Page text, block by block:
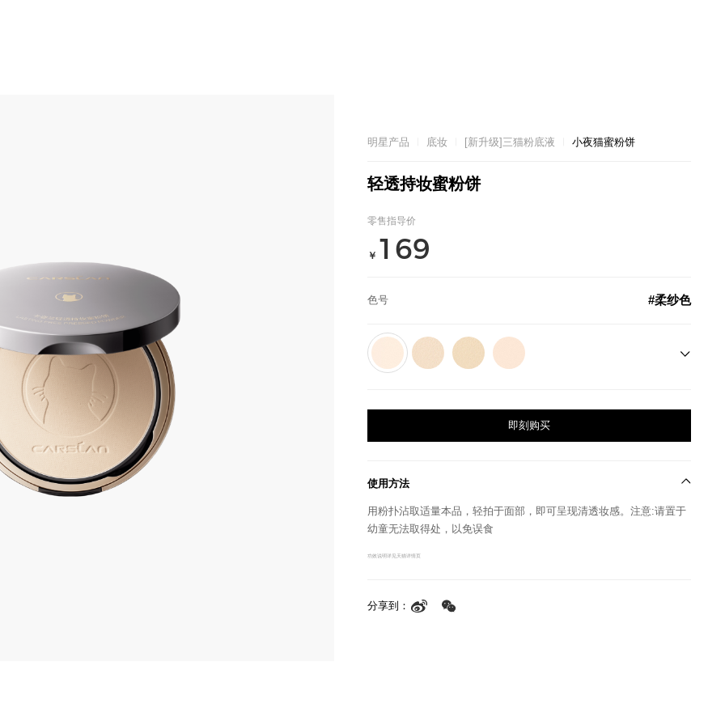
明星产品 底妆 [新升级]三猫粉底液 小夜猫蜜粉饼
轻透持妆蜜粉饼
零售指导价
￥ 169
色号 #柔纱色
即刻购买
使用方法
用粉扑沾取适量本品，轻拍于面部，即可呈现清透妆感。注意:请置于
幼童无法取得处，以免误食
功效说明详见天猫详情页
分享到：